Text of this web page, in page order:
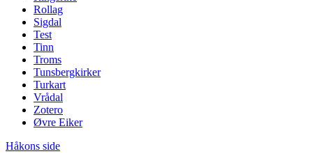
Rollag
Sigdal
Test
Tinn
Troms
Tunsbergkirker
Turkart
Vrådal
Zotero
Øvre Eiker
Håkons side